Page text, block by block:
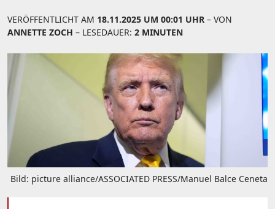
VERÖFFENTLICHT AM 18.11.2025 UM 00:01 UHR – VON
ANNETTE ZOCH – LESEDAUER: 2 MINUTEN
Bild: picture alliance/ASSOCIATED PRESS/Manuel Balce Ceneta